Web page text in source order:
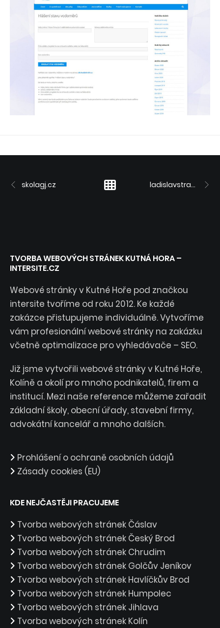
skolagj.cz ladislavstransky.cz
TVORBA WEBOVÝCH STRÁNEK KUTNÁ HORA –
INTERSITE.CZ
Webové stránky v Kutné Hoře pod značkou
intersite tvoříme od roku 2012. Ke každé
zakázce přistupujeme individuálně. Vytvoříme
vám profesionální webové stránky na zakázku
včetně optimalizace pro vyhledávače – SEO.
Již jsme vytvořili webové stránky v Kutné Hoře,
Kolíně a okolí pro mnoho podnikatelů, firem a
institucí. Mezi naše reference můžeme zařadit
základní školy, obecní úřady, stavební firmy,
advokátní kancelář a mnoho dalších.
Prohlášení o ochraně osobních údajů
Zásady cookies (EU)
KDE NEJČASTĚJI PRACUJEME
Tvorba webových stránek Čáslav
Tvorba webových stránek Český Brod
Tvorba webových stránek Chrudim
Tvorba webových stránek Golčův Jeníkov
Tvorba webových stránek Havlíčkův Brod
Tvorba webových stránek Humpolec
Tvorba webových stránek Jihlava
Tvorba webových stránek Kolín